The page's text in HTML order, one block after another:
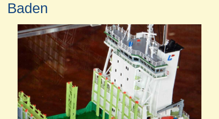
Baden